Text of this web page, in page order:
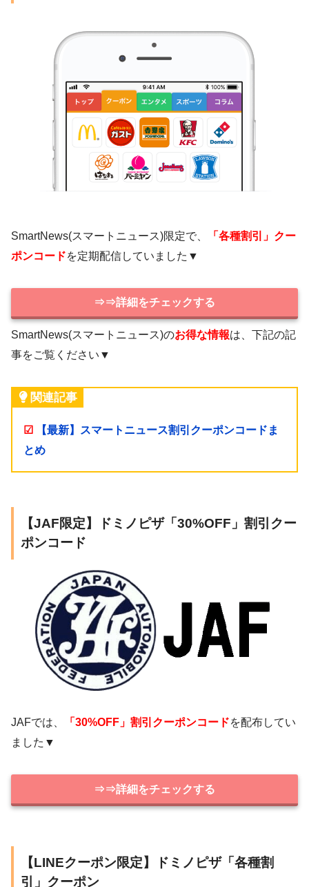
SmartNews(スマートニュース)限定で、
「各種割引」クー
ポンコードを定期配信していました▼
⇒⇒詳細をチェックする
SmartNews(スマートニュース)のお得な情報は、下記の記
事をご覧ください▼
関連記事
☑
【最新】スマートニュース割引クーポンコードま
とめ
【JAF限定】ドミノピザ「30%OFF」割引クー
ポンコード
JAFでは、 「30%OFF」割引クーポンコードを配布してい
ました▼
⇒⇒詳細をチェックする
【LINEクーポン限定】ドミノピザ「各種割
引」クーポン